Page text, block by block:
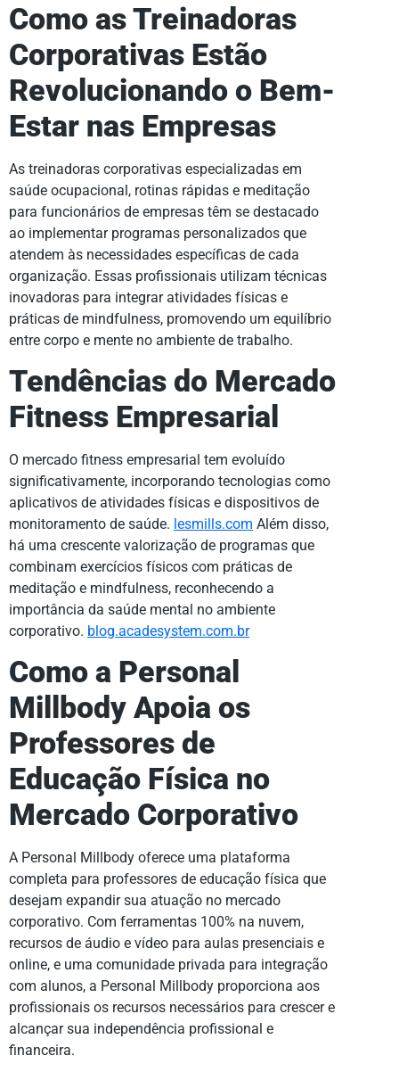
Como as Treinadoras
Corporativas Estão
Revolucionando o Bem-
Estar nas Empresas
As treinadoras corporativas especializadas em
saúde ocupacional, rotinas rápidas e meditação
para funcionários de empresas têm se destacado
ao implementar programas personalizados que
atendem às necessidades específicas de cada
organização. Essas profissionais utilizam técnicas
inovadoras para integrar atividades físicas e
práticas de mindfulness, promovendo um equilíbrio
entre corpo e mente no ambiente de trabalho.
Tendências do Mercado
Fitness Empresarial
O mercado fitness empresarial tem evoluído
significativamente, incorporando tecnologias como
aplicativos de atividades físicas e dispositivos de
monitoramento de saúde. lesmills.com Além disso,
há uma crescente valorização de programas que
combinam exercícios físicos com práticas de
meditação e mindfulness, reconhecendo a
importância da saúde mental no ambiente
corporativo. blog.acadesystem.com.br
Como a Personal
Millbody Apoia os
Professores de
Educação Física no
Mercado Corporativo
A Personal Millbody oferece uma plataforma
completa para professores de educação física que
desejam expandir sua atuação no mercado
corporativo. Com ferramentas 100% na nuvem,
recursos de áudio e vídeo para aulas presenciais e
online, e uma comunidade privada para integração
com alunos, a Personal Millbody proporciona aos
profissionais os recursos necessários para crescer e
alcançar sua independência profissional e
financeira.